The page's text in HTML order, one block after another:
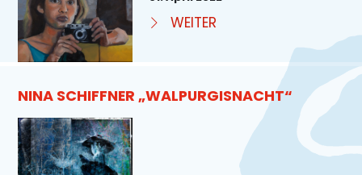
WEITER
NINA SCHIFFNER „WALPURGISNACHT“